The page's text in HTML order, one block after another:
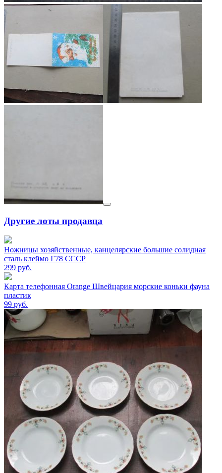
Другие лоты продавца
Ножницы хозяйственные, канцелярские большие солидная
сталь клеймо Г78 СССР
299 руб.
Карта телефонная Orange Швейцария морские коньки фауна
пластик
99 руб.